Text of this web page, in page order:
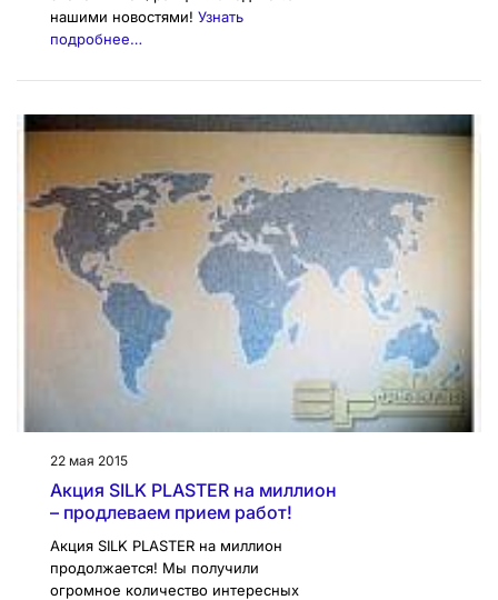
нашими новостями! Узнать
подробнее…
22 мая 2015
Акция SILK PLASTER на миллион
– продлеваем прием работ!
Акция SILK PLASTER на миллион
продолжается! Мы получили
огромное количество интересных